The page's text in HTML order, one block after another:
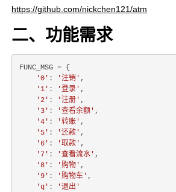
https://github.com/nickchen121/atm
二、功能需求
FUNC_MSG = {
'0' : '注销' ,
'1' : '登录' ,
'2' : '注册' ,
'3' : '查看余额' ,
'4' : '转账' ,
'5' : '还款' ,
'6' : '取款' ,
'7' : '查看流水' ,
'8' : '购物' ,
'9' : '购物车' ,
'q' :
'退出'